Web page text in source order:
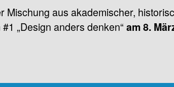
aus akademischer,
„Design anders denken“ am 8.